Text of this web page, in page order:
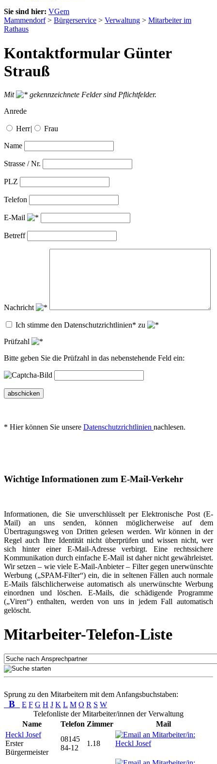
Sie sind hier: VGem
Mammendorf> Bürgerservice > Verwaltung > Mitarbeiter im
Rathaus
Kontaktformular Günter
Strauß
Mit
gekennzeichnete Felder sind Pflichtfelder.
Anrede
Herr| Frau
Name
Strasse / Nr.
PLZ
Telefon
E-Mail
Betreff
Nachricht
Ich stimme den Datenschutzrichtlinien* zu
Prüfzahl
Bitte geben Sie die Prüfzahl in das nebenstehende Feld ein:
abschicken
* Hier können Sie unsere Datenschutzrichtlinien nachlesen.
Wichtige Informationen zum E-Mail-Verkehr
Informationen, die Sie unverschlüsselt per Elektronische Post (E-
Mail) an uns senden, können möglicherweise auf dem
Übertragungsweg von Dritten gelesen werden. Wir können in der
Regel auch Ihre Identität nicht überprüfen und wissen nicht, wer
sich hinter einer E-Mail-Adresse verbirgt. Eine rechtssichere
Kommunikation durch einfache E-Mail ist daher nicht gewährleistet.
Wir setzen – wie viele E-Mail-Anbieter – Filter gegen unerwünschte
Werbung („SPAM-Filter“) ein, die in seltenen Fällen auch normale
E-Mails fälschlicherweise automatisch als unerwünschte Werbung
einordnen und löschen. E-Mails, die schädigende Programme
(„Viren“) enthalten, werden von uns in jedem Fall automatisch
gelöscht.
Mitarbeiter-Telefon-Liste
Sprung zu den Mitarbeitern mit dem Anfangsbuchstaben:
B E F G H J K L M O R S W
Telefonliste der Mitarbeiter/innen der Verwaltung
Name
Telefon Zimmer
Mail
Heckl Josef
Erster
Bürgermeister
08145
84-12
1.18